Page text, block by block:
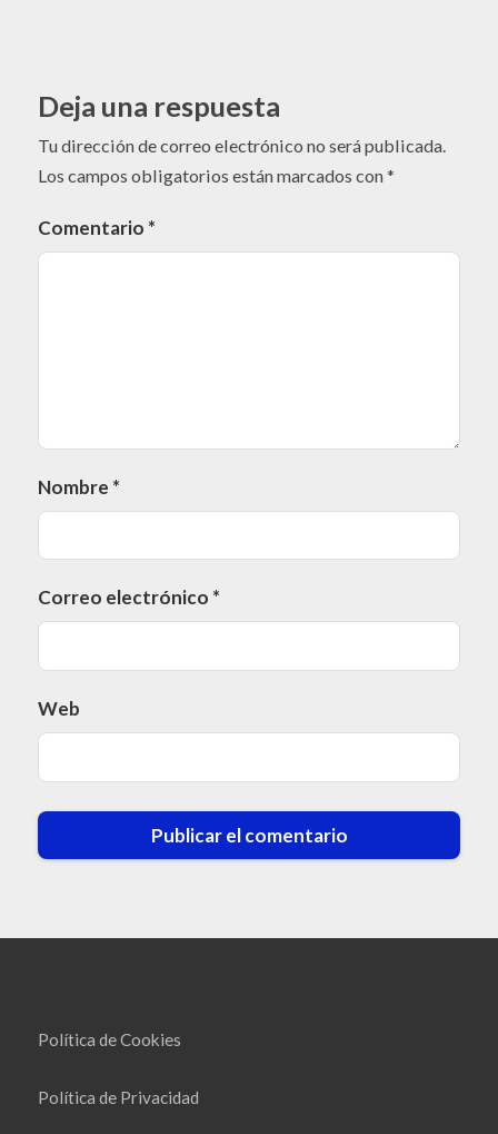
Deja una respuesta
Tu dirección de correo electrónico no será publicada.
Los campos obligatorios están marcados con*
Comentario *
Nombre *
Correo electrónico *
Web
Política de Cookies
Política de Privacidad